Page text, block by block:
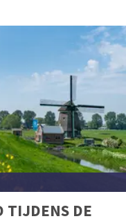
TIJDENS DE